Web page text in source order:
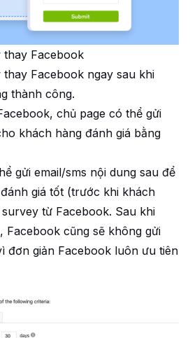
thay Facebook
Facebook ngay sau khi
thành công.
chủ page có thể gửi
khách hàng đánh giá bằng
gửi email/sms nội dung sau để
giá tốt (trước khi khách
từ Facebook. Sau khi
Facebook cũng sẽ không gửi
đơn giản Facebook luôn ưu tiên